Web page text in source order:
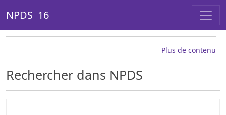
NPDS 16
Plus de contenu
Rechercher dans NPDS